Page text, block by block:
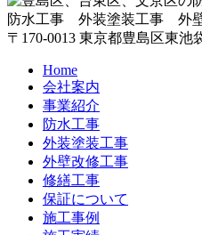
防水工事 外装塗装工事 外
〒170-0013 東京都豊島区東池
Home
会社案内
事業紹介
防水工事
外装塗装工事
外壁改修工事
修繕工事
保証について
施工事例